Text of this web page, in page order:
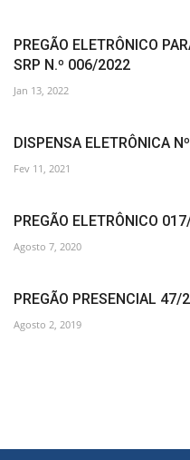
PREGÃO ELETRÔNICO
SRP N.º 006/2022
Jan 13, 2022
DISPENSA ELETRÔNICA
Fev 11, 2021
PREGÃO ELETRÔNICO
Agosto 7, 2020
PREGÃO PRESENCIAL 47/
Agosto 2, 2019